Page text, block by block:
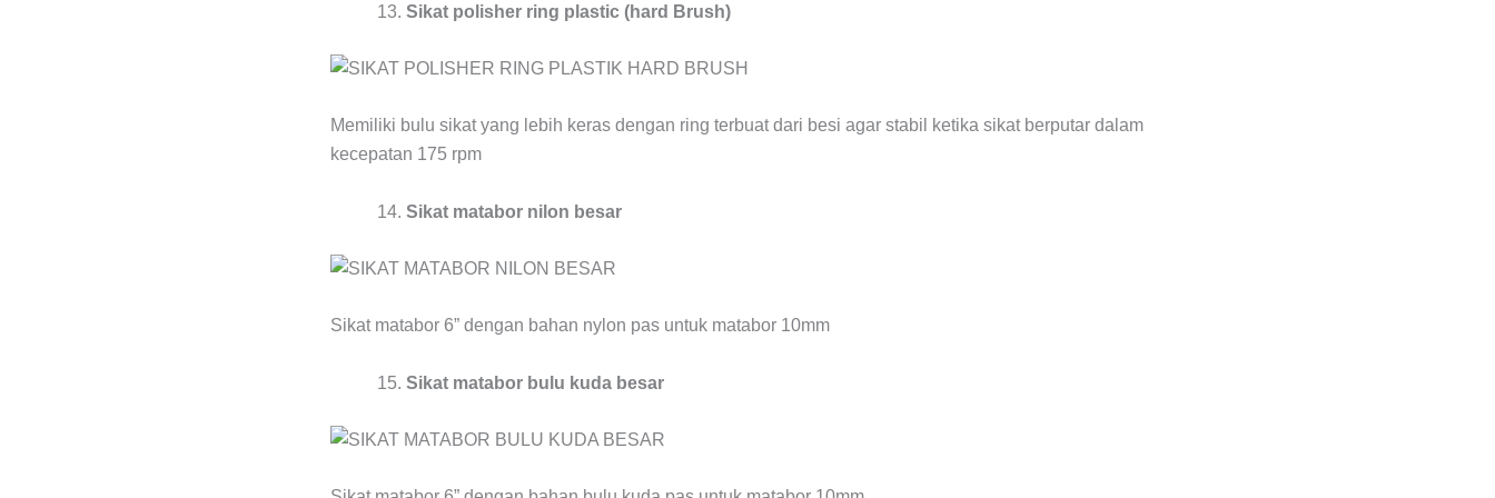
Sikat polisher ring plastic (hard Brush)
Memiliki bulu sikat yang lebih keras dengan ring terbuat dari besi agar stabil ketika sikat berputar dalam
kecepatan 175 rpm
Sikat matabor nilon besar
Sikat matabor 6” dengan bahan nylon pas untuk matabor 10mm
Sikat matabor bulu kuda besar